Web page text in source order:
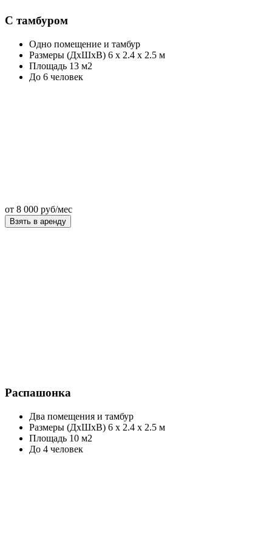
С тамбуром
Одно помещение и тамбур
Размеры (ДхШхВ) 6 х 2.4 х 2.5 м
Площадь 13 м2
До 6 человек
от 8 000 руб/мес
Взять в аренду
Распашонка
Два помещения и тамбур
Размеры (ДхШхВ) 6 х 2.4 х 2.5 м
Площадь 10 м2
До 4 человек